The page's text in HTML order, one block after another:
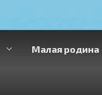
Малая родина